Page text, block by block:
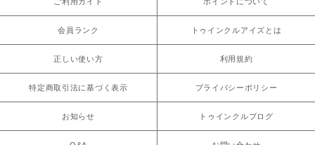
会員ランク トゥインクルアイズとは
正しい使い方 利用規約
特定商取引法に基づく表示 プライバシーポリシー
お知らせ トゥインクルブログ